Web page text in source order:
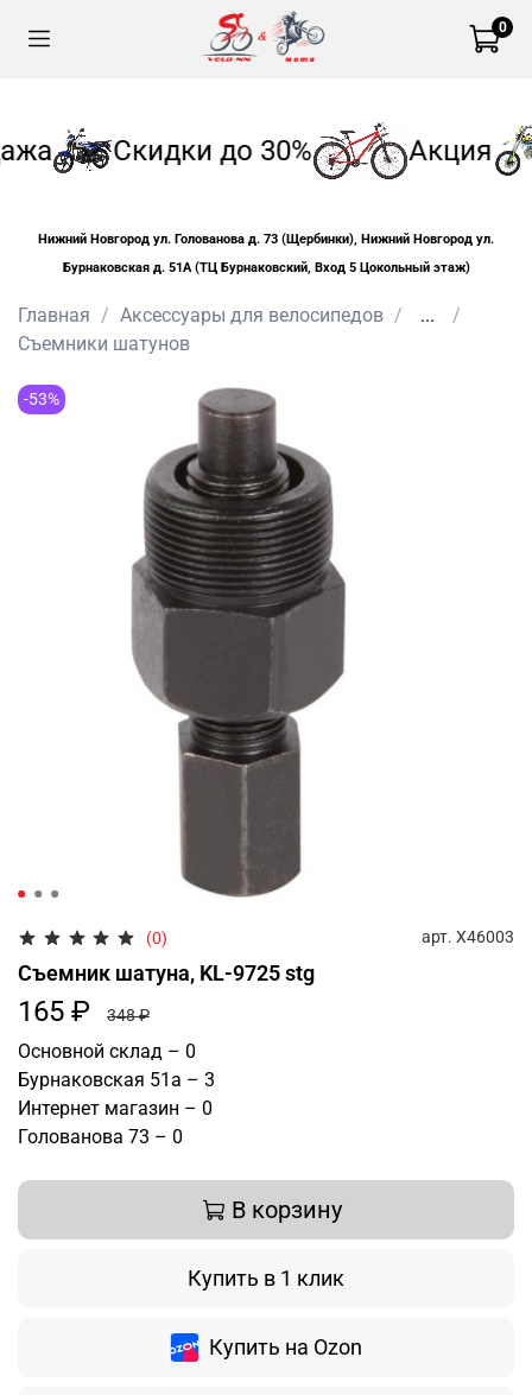
0
Скидки до 30% Акция
Нижний Новгород ул. Голованова д. 73 (Щербинки), Нижний Новгород ул.
Бурнаковская д. 51А (ТЦ Бурнаковский, Вход 5 Цокольный этаж)
Главная Аксессуары для велосипедов
...
Съемники шатунов
-53%
(0) арт. Х46003
Съемник шатуна, KL-9725 stg
165 ₽ 348 ₽
Основной склад – 0
Бурнаковская 51а – 3
Интернет магазин – 0
Голованова 73 – 0
В корзину
Купить в 1 клик
Купить на Ozon